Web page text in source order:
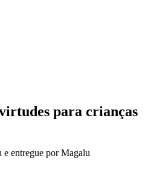
para crianças
e entregue por Magalu